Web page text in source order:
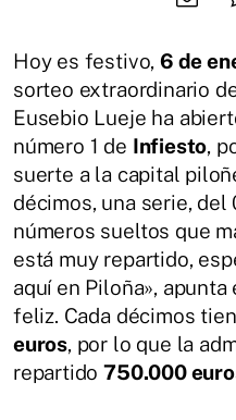
Hoy es festivo, 6 de
sorteo extraordinario
Eusebio Lueje ha
número 1 de Infiesto,
suerte a la capital
décimos, una serie, del
números sueltos que
está muy repartido,
aquí en Piloña»,
feliz. Cada décimos
euros, por lo que la
repartido750.000